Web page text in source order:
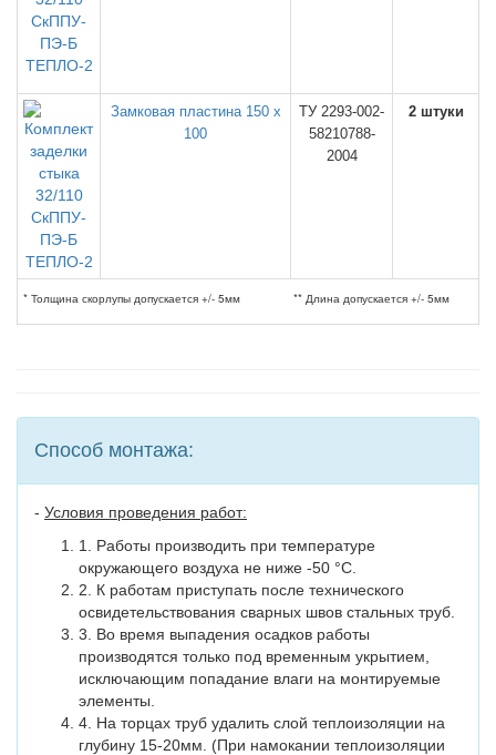
Замковая пластина 150 х
100
ТУ 2293-002-
58210788-
2004
2 штуки
* Толщина скорлупы допускается +/- 5мм ** Длина допускается +/- 5мм
Способ монтажа:
- Условия проведения работ:
1. Работы производить при температуре
окружающего воздуха не ниже -50 °C.
2. К работам приступать после технического
освидетельствования сварных швов стальных труб.
3. Во время выпадения осадков работы
производятся только под временным укрытием,
исключающим попадание влаги на монтируемые
элементы.
4. На торцах труб удалить слой теплоизоляции на
глубину 15-20мм. (При намокании теплоизоляции